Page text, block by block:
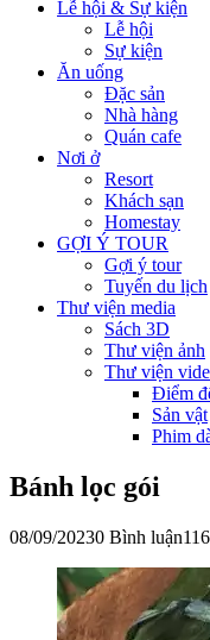
Lễ hội & Sự kiện
Lễ hội
Sự kiện
Ăn uống
Đặc sản
Nhà hàng
Quán cafe
Nơi ở
Resort
Khách sạn
Homestay
GỢI Ý TOUR
Gợi ý tour
Tuyến du lịch
Thư viện media
Sách 3D
Thư viện ảnh
Thư viện
Điểm
Sản vật
Phim
Bánh lọc gói
08/09/20230 Bình luận